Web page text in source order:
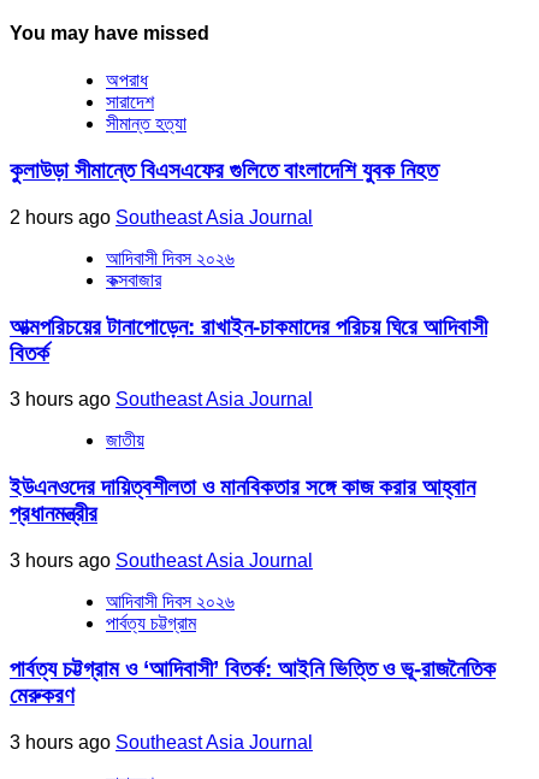
You may have missed
অপরাধ
সারাদেশ
সীমান্ত হত্যা
কুলাউড়া সীমান্তে বিএসএফের গুলিতে বাংলাদেশি যুবক নিহত
2 hours ago Southeast Asia Journal
আদিবাসী দিবস ২০২৬
কক্সবাজার
আত্মপরিচয়ের টানাপোড়েন: রাখাইন-চাকমাদের পরিচয় ঘিরে আদিবাসী
বিতর্ক
3 hours ago Southeast Asia Journal
জাতীয়
ইউএনওদের দায়িত্বশীলতা ও মানবিকতার সঙ্গে কাজ করার আহ্বান
প্রধানমন্ত্রীর
3 hours ago Southeast Asia Journal
আদিবাসী দিবস ২০২৬
পার্বত্য চট্টগ্রাম
পার্বত্য চট্টগ্রাম ও ‘আদিবাসী’ বিতর্ক: আইনি ভিত্তি ও ভূ-রাজনৈতিক
মেরুকরণ
3 hours ago Southeast Asia Journal